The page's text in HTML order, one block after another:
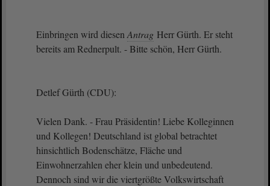
Einbringen wird diesen Antrag Herr Gürth. Er steht
bereits am Rednerpult. - Bitte schön, Herr Gürth.
Detlef Gürth (CDU):
Vielen Dank. - Frau Präsidentin! Liebe Kolleginnen
und Kollegen! Deutschland ist global betrachtet
hinsichtlich Bodenschätze, Fläche und
Einwohnerzahlen eher klein und unbedeutend.
Dennoch sind wir die viertgrößte Volkswirtschaft